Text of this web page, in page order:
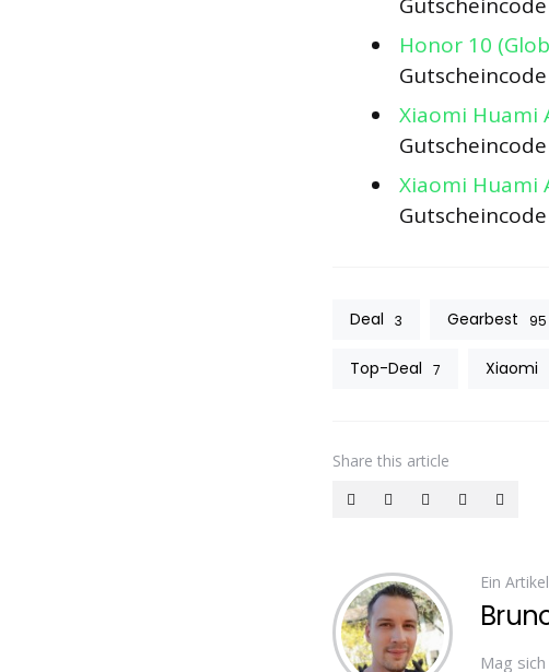
Honor 10
Gutscheincode
Xiaomi Huami
Gutscheincode
Xiaomi Huami
Gutscheincode
Deal 3 Gearbest 95
Top-Deal 7 Xiaomi
Share this article
Ein
Mag